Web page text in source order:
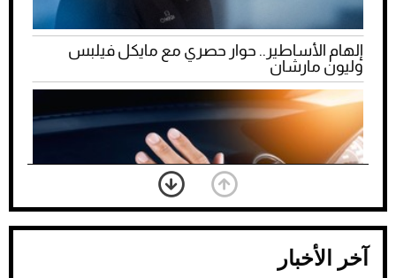
إلهام الأساطير.. حوار حصري مع مايكل فيلبس
وليون مارشان
آخر الأخبار